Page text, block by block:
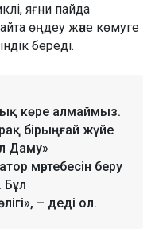
яғни пайда
өңдеу және көмуге
береді.
көре алмаймыз.
бірыңғай жүйе
Даму»
мәртебесін беру
Бұл
– деді ол.